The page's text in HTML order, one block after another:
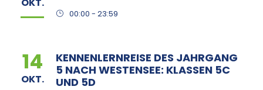
00:00 - 23:59
14
OKT.
KENNENLERNREISE DES JAHRGANG
5 NACH WESTENSEE: KLASSEN 5C
UND 5D